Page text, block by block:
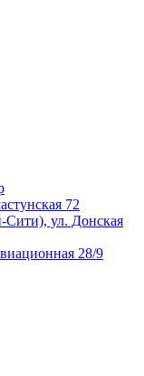
72
ул. Донская
28/9